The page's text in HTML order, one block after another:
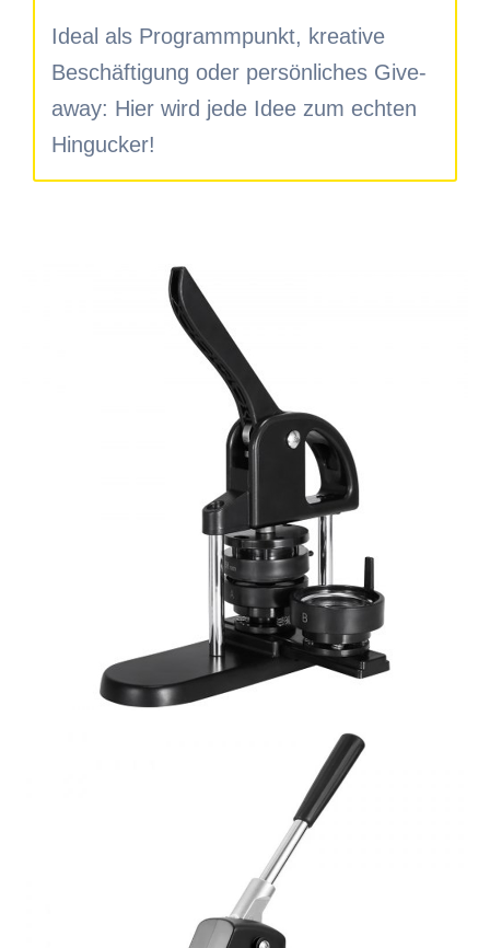
Ideal als Programmpunkt, kreative
Beschäftigung oder persönliches Give-
away: Hier wird jede Idee zum echten
Hingucker!